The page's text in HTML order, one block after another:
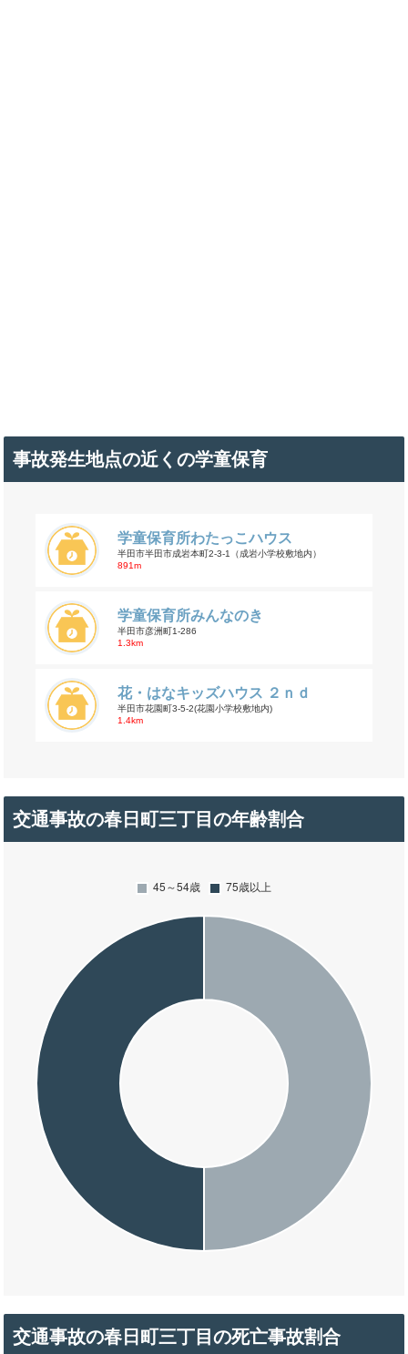
事故発生地点の近くの学童保育
学童保育所わたっこハウス
半田市半田市成岩本町2-3-1（成岩小学校敷地内）
891m
学童保育所みんなのき
半田市彦洲町1-286
1.3km
花・はなキッズハウス ２ｎｄ
半田市花園町3-5-2(花園小学校敷地内)
1.4km
交通事故の春日町三丁目の年齢割合
交通事故の春日町三丁目の死亡事故割合